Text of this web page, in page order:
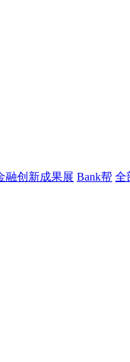
融创新成果展 Bank帮 全